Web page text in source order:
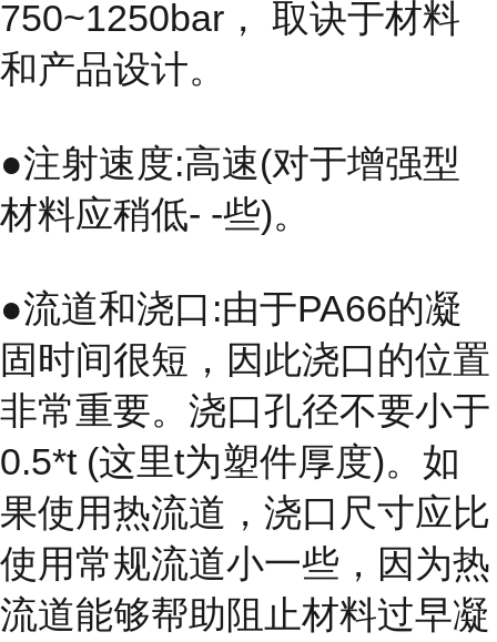
750~1250bar， 取诀于材料
和产品设计。
●注射速度:高速(对于增强型
材料应稍低- -些)。
●流道和浇口:由于PA66的凝
固时间很短，因此浇口的位置
非常重要。浇口孔径不要小于
0.5*t (这里t为塑件厚度)。如
果使用热流道，浇口尺寸应比
使用常规流道小一些，因为热
流道能够帮助阻止材料过早凝